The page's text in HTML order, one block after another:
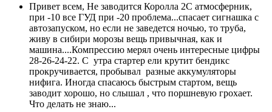
Привет всем, Не заводится Королла 2С атмосферник,
при -10 все ГУД при -20 проблема...спасает сигнашка с
автозапуском, но если не заведется ночью, то труба,
живу в сибири морозы вещь привычная, как и
машина....Компрессию мерял очень интересные цифры
28-26-24-22. С утра стартер ели крутит бендикс
прокручивается, пробывал разные аккумуляторы
нифига. Иногда спасаюсь быстрым стартом, вещь
заводит хорошо, но слышал , что поршневую грохает.
Что делать не знаю...